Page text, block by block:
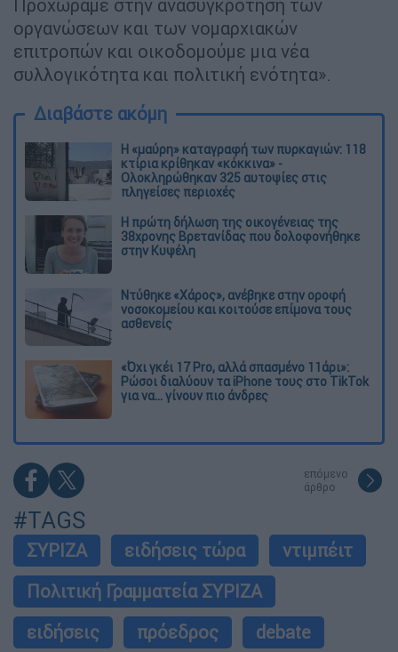
Προχωράμε στην ανασυγκρότηση των
οργανώσεων και των νομαρχιακών
επιτροπών και οικοδομούμε μια νέα
συλλογικότητα και πολιτική ενότητα».
Διαβάστε ακόμη
Η «μαύρη» καταγραφή των πυρκαγιών: 118
κτίρια κρίθηκαν «κόκκινα» -
Ολοκληρώθηκαν 325 αυτοψίες στις
πληγείσες περιοχές
Η πρώτη δήλωση της οικογένειας της
38χρονης Βρετανίδας που δολοφονήθηκε
στην Κυψέλη
Ντύθηκε «Χάρος», ανέβηκε στην οροφή
νοσοκομείου και κοιτούσε επίμονα τους
ασθενείς
«Όχι γκέι 17 Pro, αλλά σπασμένο 11άρι»:
Ρώσοι διαλύουν τα iPhone τους στο TikTok
για να... γίνουν πιο άνδρες
επόμενο
άρθρο
#TAGS
ΣΥΡΙΖΑ ειδήσεις τώρα
ντιμπέιτ
Πολιτική Γραμματεία ΣΥΡΙΖΑ
ειδήσεις
πρόεδρος debate